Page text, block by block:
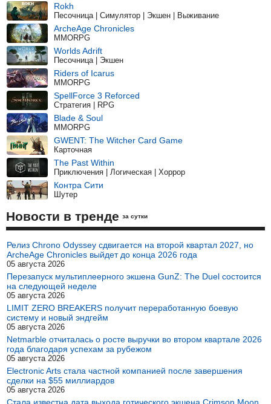
Rokh
Песочница | Симулятор | Экшен | Выживание
ArcheAge Chronicles
MMORPG
Worlds Adrift
Песочница | Экшен
Riders of Icarus
MMORPG
SpellForce 3 Reforced
Стратегия | RPG
Blade & Soul
MMORPG
GWENT: The Witcher Card Game
Карточная
The Past Within
Приключения | Логическая | Хоррор
Контра Сити
Шутер
Новости в тренде за сутки
Релиз Chrono Odyssey сдвигается на второй квартал 2027, но
ArcheAge Chronicles выйдет до конца 2026 года
05 августа 2026
Перезапуск мультиплеерного экшена GunZ: The Duel состоится
на следующей неделе
05 августа 2026
LIMIT ZERO BREAKERS получит переработанную боевую
систему и новый эндгейм
05 августа 2026
Netmarble отчиталась о росте выручки во втором квартале 2026
года благодаря успехам за рубежом
05 августа 2026
Electronic Arts стала частной компанией после завершения
сделки на $55 миллиардов
05 августа 2026
Стала известна дата выхода готического экшена Crimson Moon